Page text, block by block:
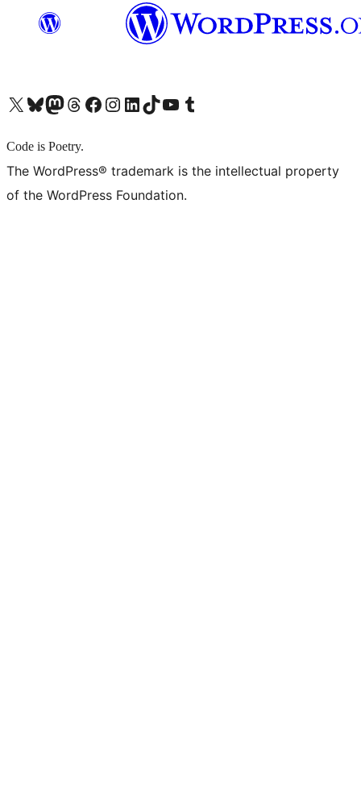
X (旧 Twitter) アカウントへBluesky アカウントへMastodon アカウントへThreads アカウントへ Facebook ページへInstagram アカウントへ LinkedIn アカウントへTikTok アカウントへYouTube チャンネルへ Tumblr アカウントへ
Code is Poetry.
The WordPress® trademark is the intellectual property
of the WordPress Foundation.